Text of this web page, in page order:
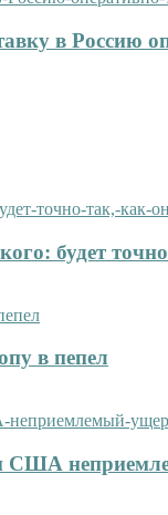
в Россию
будет
в пепел
США